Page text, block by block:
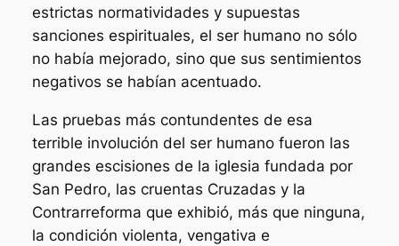
estrictas normatividades y supuestas
sanciones espirituales, el ser humano no sólo
no había mejorado, sino que sus sentimientos
negativos se habían acentuado.
Las pruebas más contundentes de esa
terrible involución del ser humano fueron las
grandes escisiones de la iglesia fundada por
San Pedro, las cruentas Cruzadas y la
Contrarreforma que exhibió, más que ninguna,
la condición violenta, vengativa e